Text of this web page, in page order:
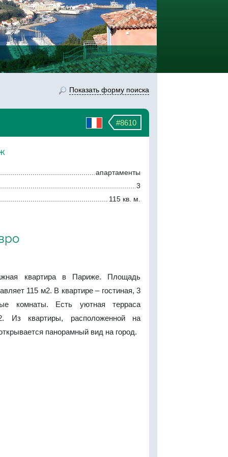
Показать форму поиска
#8610
апартаменты
3
115 кв. м.
квартира в Париже. Площадь
115 м2. В квартире – гостиная, 3
комнаты. Есть уютная терраса
Из квартиры, расположенной на
панорамный вид на город.